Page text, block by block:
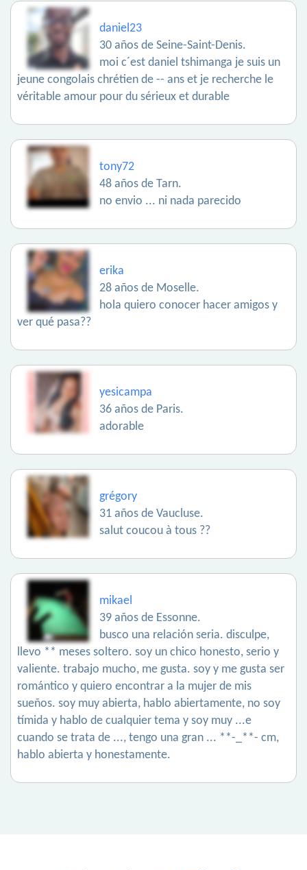
daniel23
30 años de Seine-Saint-Denis.
moi c´est daniel tshimanga je suis un
jeune congolais chrétien de -- ans et je recherche le
véritable amour pour du sérieux et durable
tony72
48 años de Tarn.
no envio ... ni nada parecido
erika
28 años de Moselle.
hola quiero conocer hacer amigos y
ver qué pasa??
yesicampa
36 años de Paris.
adorable
grégory
31 años de Vaucluse.
salut coucou à tous ??
mikael
39 años de Essonne.
busco una relación seria. disculpe,
llevo ** meses soltero. soy un chico honesto, serio y
valiente. trabajo mucho, me gusta. soy y me gusta ser
romántico y quiero encontrar a la mujer de mis
sueños. soy muy abierta, hablo abiertamente, no soy
tímida y hablo de cualquier tema y soy muy ...e
cuando se trata de ..., tengo una gran ... **-_**- cm,
hablo abierta y honestamente.